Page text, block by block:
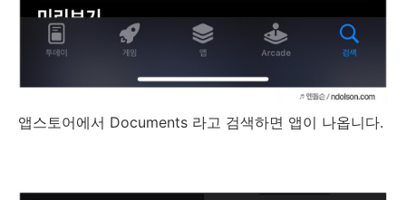
앱스토어에서 Documents 라고 검색하면 앱이 나옵니다.